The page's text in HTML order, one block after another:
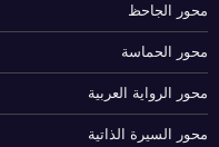
محور الجاحظ
محور الحماسة
محور الرواية العربية
محور السيرة الذاتية